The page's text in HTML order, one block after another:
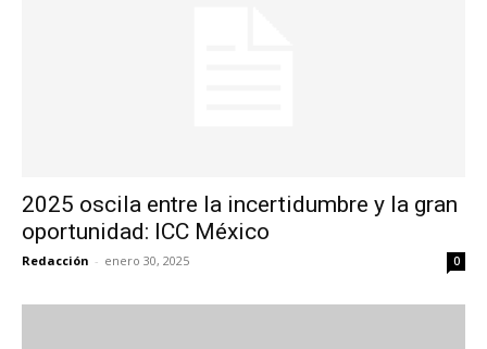
2025 oscila entre la incertidumbre y la gran
oportunidad: ICC México
Redacción - enero 30, 2025 0